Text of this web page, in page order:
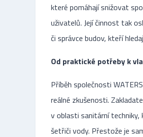
které pomáhají snižovat
uživatelů. Její činnost tak
či správce budov, kteří
Od praktické potřeby k
Příběh společnosti
reálné zkušenosti.
v oblasti sanitární
šetřiči vody. Přestože je